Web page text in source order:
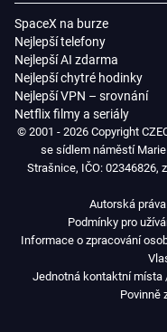
SpaceX na burze
Nejlepší telefony
Nejlepší AI zdarma
Nejlepší chytré hodinky
Nejlepší VPN – srovnání
Netflix filmy a seriály
© 2001 - 2026 Copyright
se sídlem náměstí
Strašnice, IČO: 02346826,
Autorská
Podmínky pro
Informace o zpracování
Jednotná kontaktní místa
Povinně